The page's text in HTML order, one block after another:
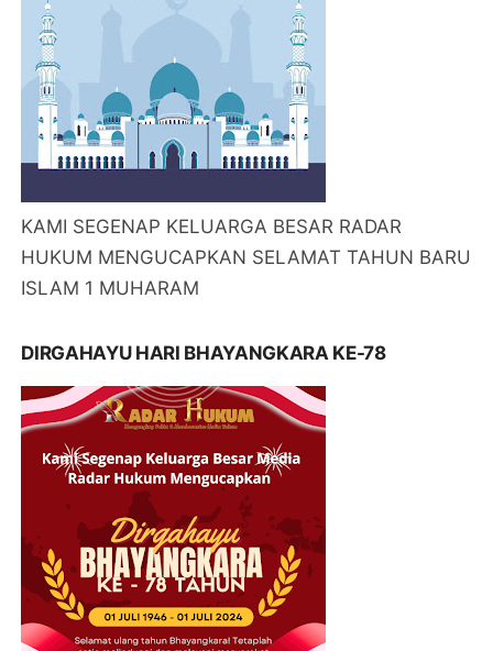
KAMI SEGENAP KELUARGA BESAR RADAR
HUKUM MENGUCAPKAN SELAMAT TAHUN BARU
ISLAM 1 MUHARAM
DIRGAHAYU HARI BHAYANGKARA KE-78